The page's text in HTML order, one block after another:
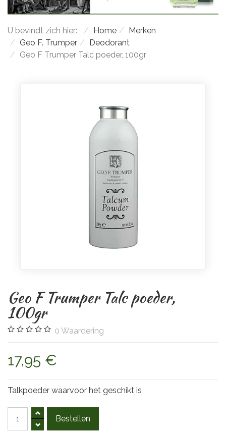
U bevindt zich hier: Home
Merken
Geo F. Trumper
Deodorant
Geo F Trumper Talc poeder, 100gr
Geo F Trumper Talc poeder,
100gr
0 Waardering
17,95 €
Talkpoeder waarvoor het geschikt is